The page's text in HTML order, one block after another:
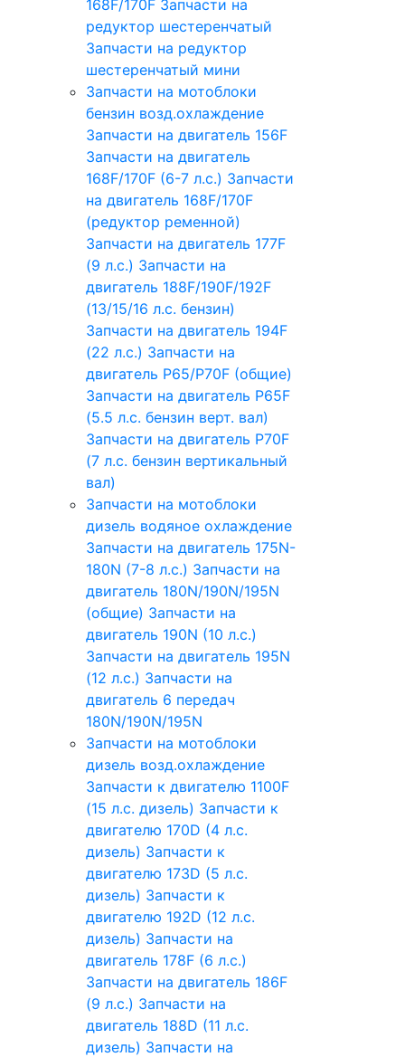
168F/170F Запчасти на
редуктор шестеренчатый
Запчасти на редуктор
шестеренчатый мини
Запчасти на мотоблоки
бензин возд.охлаждение
Запчасти на двигатель 156F
Запчасти на двигатель
168F/170F (6-7 л.с.) Запчасти
на двигатель 168F/170F
(редуктор ременной)
Запчасти на двигатель 177F
(9 л.с.) Запчасти на
двигатель 188F/190F/192F
(13/15/16 л.с. бензин)
Запчасти на двигатель 194F
(22 л.с.) Запчасти на
двигатель P65/P70F (общие)
Запчасти на двигатель P65F
(5.5 л.с. бензин верт. вал)
Запчасти на двигатель P70F
(7 л.с. бензин вертикальный
вал)
Запчасти на мотоблоки
дизель водяное охлаждение
Запчасти на двигатель 175N-
180N (7-8 л.с.) Запчасти на
двигатель 180N/190N/195N
(общие) Запчасти на
двигатель 190N (10 л.с.)
Запчасти на двигатель 195N
(12 л.с.) Запчасти на
двигатель 6 передач
180N/190N/195N
Запчасти на мотоблоки
дизель возд.охлаждение
Запчасти к двигателю 1100F
(15 л.с. дизель) Запчасти к
двигателю 170D (4 л.с.
дизель) Запчасти к
двигателю 173D (5 л.с.
дизель) Запчасти к
двигателю 192D (12 л.с.
дизель) Запчасти на
двигатель 178F (6 л.с.)
Запчасти на двигатель 186F
(9 л.с.) Запчасти на
двигатель 188D (11 л.с.
дизель) Запчасти на